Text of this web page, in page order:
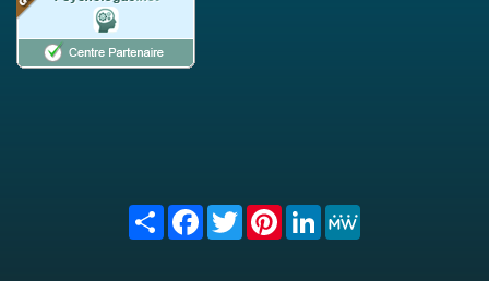
Share FacebookTwitterPinterest
LinkedIn